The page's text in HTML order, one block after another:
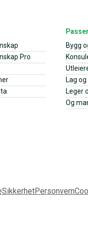
Pro
Bygg
Lag
Leger
Og
SikkerhetPersonvern